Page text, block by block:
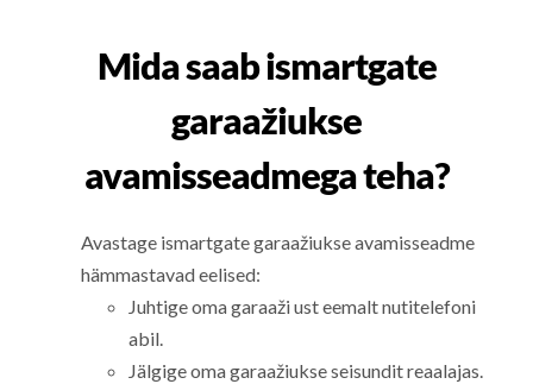
Mida saab ismartgate
garaažiukse
avamisseadmega teha?
Avastage ismartgate garaažiukse avamisseadme
hämmastavad eelised:
Juhtige oma garaaži ust eemalt nutitelefoni
abil.
Jälgige oma garaažiukse seisundit reaalajas.